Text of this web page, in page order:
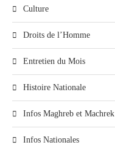
Culture
Droits de l’Homme
Entretien du Mois
Histoire Nationale
Infos Maghreb et Machrek
Infos Nationales